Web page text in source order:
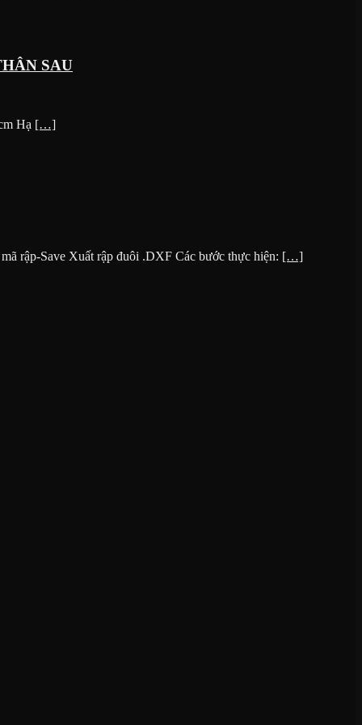
SAU
Hạ […]
rập-Save Xuất rập đuôi .DXF Các bước thực hiện: […]